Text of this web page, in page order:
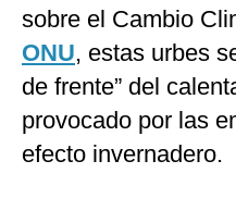
sobre el Cambio
ONU, estas urbes
de frente” del
provocado por las
efecto invernadero.